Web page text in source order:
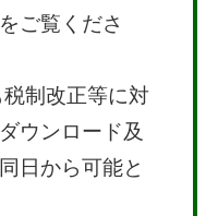
をご覧くださ
制改正等に対
ウンロード及
日から可能と